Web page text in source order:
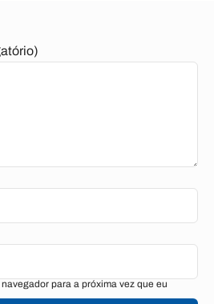
para a próxima vez que eu